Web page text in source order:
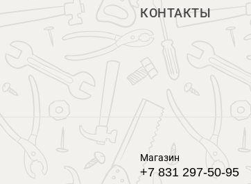
КОНТАКТЫ
Магазин
+7 831 297-50-95